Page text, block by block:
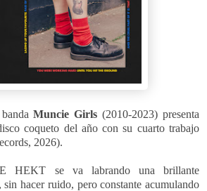
bandaMuncie Girls (2010-2023) presenta
coqueto del año con su cuarto trabajo
2026).
HEKT se va labrando una brillante
hacer ruido, pero constante acumulando